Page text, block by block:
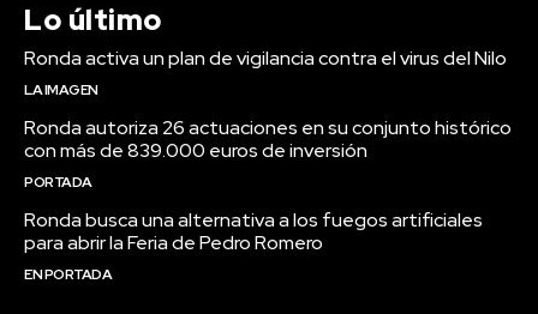
Lo último
Ronda activa un plan de vigilancia contra el virus del Nilo
LA IMAGEN
Ronda autoriza 26 actuaciones en su conjunto histórico
con más de 839.000 euros de inversión
PORTADA
Ronda busca una alternativa a los fuegos artificiales
para abrir la Feria de Pedro Romero
EN PORTADA